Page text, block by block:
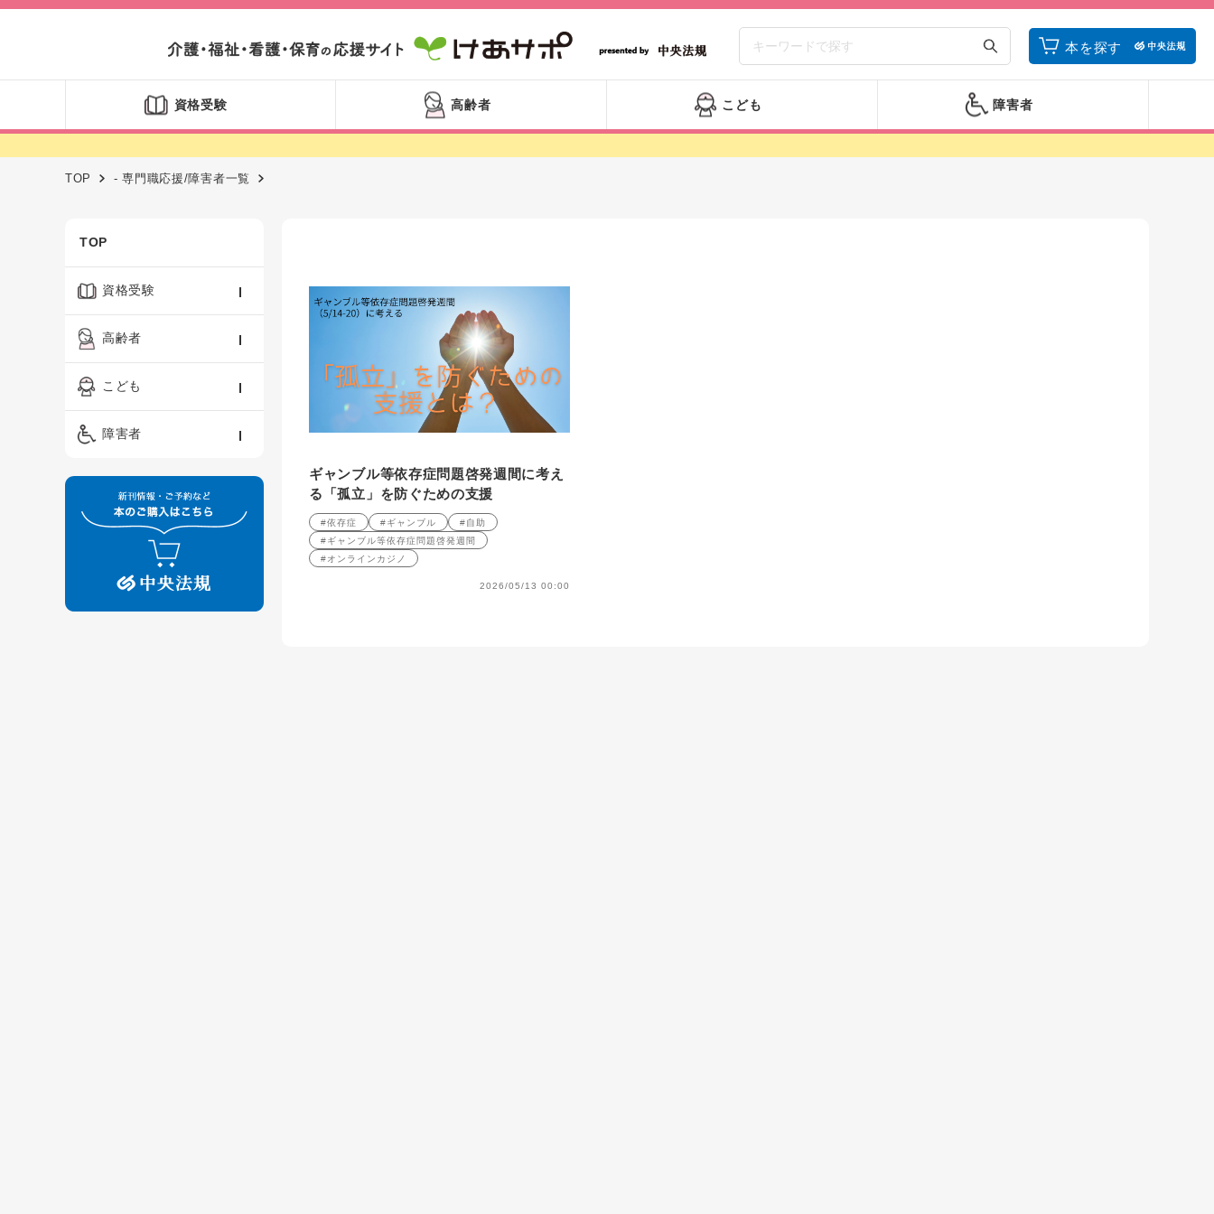
本を探す
資格受験 高齢者 こども 障害者
TOP - 専門職応援/障害者一覧
TOP
資格受験
ケアマネジャー
精神保健福祉士
保育士
高齢者
認知症ケア・介護技術
ーシャルワーク
看護
制度
こども
保育・教育／発達障害
障害者
障害者支援・福祉
ギャンブル等依存症問題啓発週間に考え
る「孤立」を防ぐための支援
#依存症 #ギャンブル
#自助
#ギャンブル等依存症問題啓発週間
#オンラインカジノ
2026/05/13 00:00